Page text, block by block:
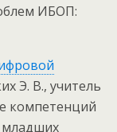
ИБОП:
Э. В., учитель
компетенций
младших